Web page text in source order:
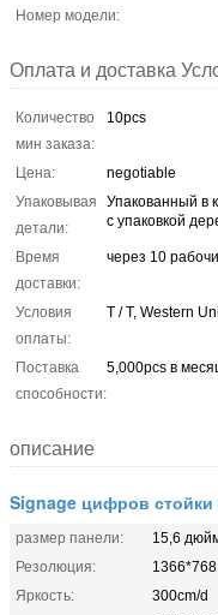
Номер модели:
Оплата и доставка
Количество
мин заказа:
10pcs
Цена:
negotiable
Упаковывая
детали:
Упакованный в
с упаковкой
Время
доставки:
через 10
Условия
оплаты:
T / T, Western
Поставка
способности:
5,000pcs в
описание
Signage цифров стойки
размер панели:
15,6
Резолюция:
1366*768
Яркость:
300cm/d